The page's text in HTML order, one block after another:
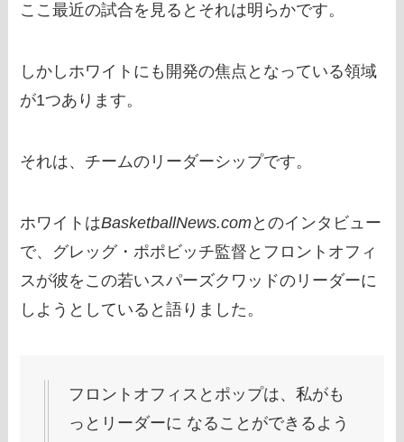
ここ最近の試合を見るとそれは明らかです。
しかしホワイトにも開発の焦点となっている領域
が1つあります。
それは、チームのリーダーシップです。
ホワイトはBasketballNews.comとのインタビュー
で、グレッグ・ポポビッチ監督とフロントオフィ
スが彼をこの若いスパーズクワッドのリーダーに
しようとしていると語りました。
フロントオフィスとポップは、私がも
っとリーダーに なることができるよう